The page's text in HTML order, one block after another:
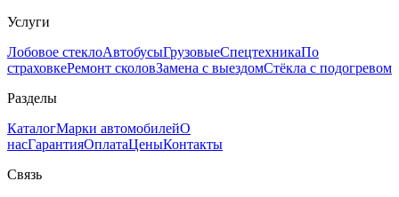
Услуги
Лобовое стеклоАвтобусыГрузовыеСпецтехникаПо
страховкеРемонт сколовЗамена с выездомСтёкла с подогревом
Разделы
КаталогМарки автомобилейО
насГарантияОплатаЦеныКонтакты
Связь